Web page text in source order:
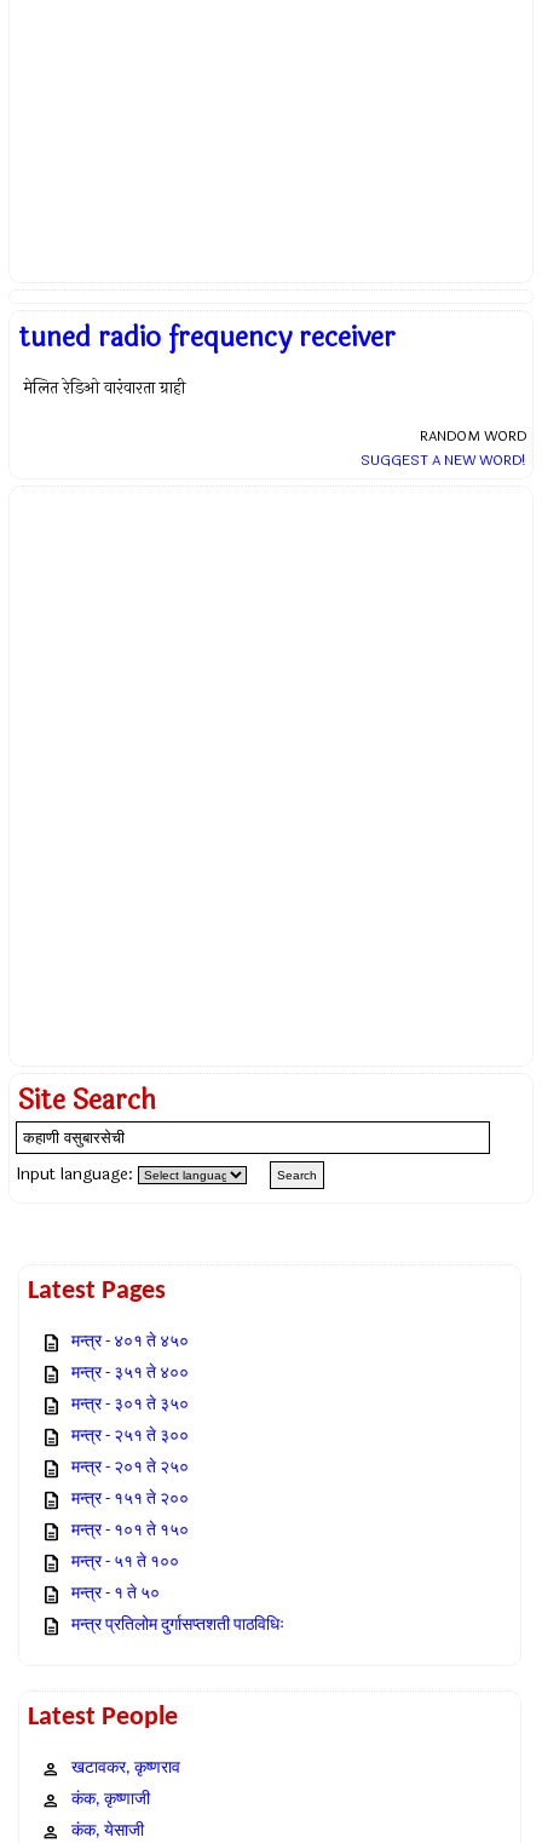
tuned radio frequency receiver
मेलित रेडिओ वारंवारता ग्राही
RANDOM WORD
SUGGEST A NEW WORD!
Site Search
Input language:
Latest Pages
मन्त्र - ४०१ ते ४५०
मन्त्र - ३५१ ते ४००
मन्त्र - ३०१ ते ३५०
मन्त्र - २५१ ते ३००
मन्त्र - २०१ ते २५०
मन्त्र - १५१ ते २००
मन्त्र - १०१ ते १५०
मन्त्र - ५१ ते १००
मन्त्र - १ ते ५०
मन्त्र प्रतिलोम दुर्गासप्तशती पाठविधिः
Latest People
खटावकर, कृष्णराव
कंक, कृष्णाजी
कंक, येसाजी